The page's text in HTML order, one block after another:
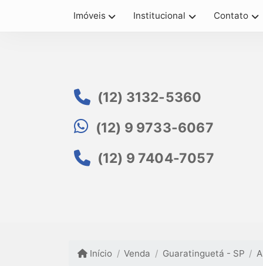
Imóveis Institucional Contato
(12) 3132-5360
(12) 9 9733-6067
(12) 9 7404-7057
Início Venda Guaratinguetá - SP